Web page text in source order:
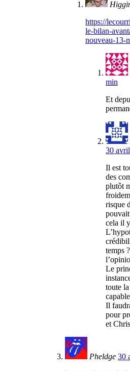
https://
le-bilan-
nouveau-13-
min
Et
30
Il est
des
plutôt
risque
cela il
temps
Le
toute
Il
pour
et
Pheldge 30